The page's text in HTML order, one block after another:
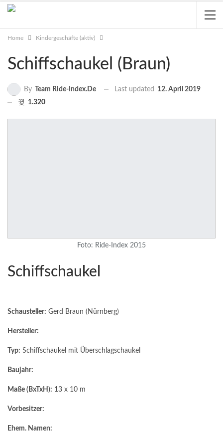
Home Kindergeschäfte (aktiv)
Schiffschaukel (Braun)
By Team Ride-Index.de Last updated
12. April 2019
1.320
Foto: Ride-Index 2015
Schiffschaukel
Schausteller: Gerd Braun (Nürnberg)
Hersteller:
Typ: Schiffschaukel mit Überschlagschaukel
Baujahr:
Maße (BxTxH): 13 x 10 m
Vorbesitzer:
Ehem. Namen: